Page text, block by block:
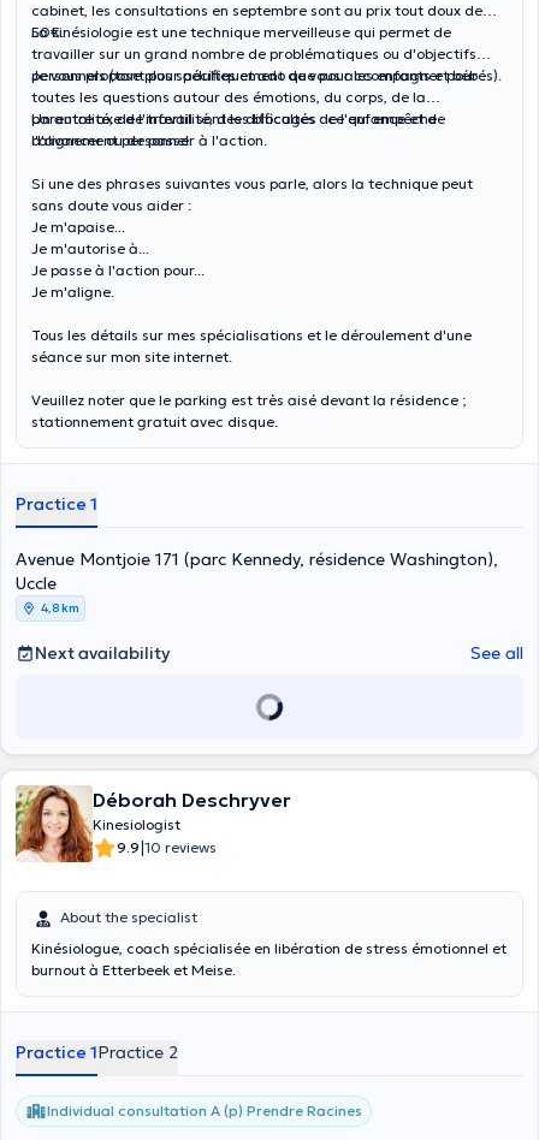
cabinet, les consultations en septembre sont au prix tout doux de
50€.
La kinésiologie est une technique merveilleuse qui permet de
travailler sur un grand nombre de problématiques ou d'objectifs
personnels (tant pour adultes et ado que pour les enfants et bébés).
Je vous propose plus spécifiquement de vous accompagner pour
toutes les questions autour des émotions, du corps, de la
parentalité, de l'infertilité, des difficultés de l'enfance et de
l'alignement personnel.
Un autre axe de travail sont les blocages : ce qui empêche
d'avancer ou de passer à l'action.
Si une des phrases suivantes vous parle, alors la technique peut
sans doute vous aider :
Je m'apaise...
Je m'autorise à...
Je passe à l'action pour...
Je m'aligne.
Tous les détails sur mes spécialisations et le déroulement d'une
séance sur mon site internet.
Veuillez noter que le parking est très aisé devant la résidence ;
stationnement gratuit avec disque.
Practice 1
Avenue Montjoie 171 (parc Kennedy, résidence Washington),
Uccle
4,8 km
Next availability See all
Déborah Deschryver
Kinesiologist
9.9|10 reviews
About the specialist
Kinésiologue, coach spécialisée en libération de stress émotionnel et
burnout à Etterbeek et Meise.
Practice 1Practice 2
Individual consultation A (p) Prendre Racines